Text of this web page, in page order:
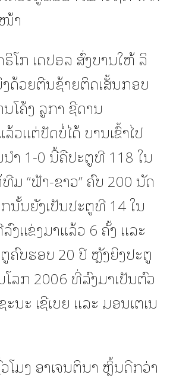
າ
ໂກ ເດປອລ ສົ່ງບານໃຫ້ ລິ
ງດ້ວຍຕີນຊ້າຍຕິດເສັ້ນກອບ
ໂຄ້ງ ລູກາ ຊີດານ
ວແຕ່ປັດບໍ່ໄດ້ ບານເຂົ້າໄປ
ນຳ 1-0 ນີ້ຄືປະຕູທີ 118 ໃນ
ມ “ຟ້າ-ຂາວ” ຄົບ 200 ນັດ
ນັ້ນຍັງເປັນປະຕູທີ 14 ໃນ
ງແຂ່ງມາແລ້ວ 6 ຄັ້ງ ແລະ
ຄົບຮອບ 20 ປີ ຫຼັງຍິງປະຕູ
ລກ 2006 ທີ່ລົງມາເປັນຕົວ
ນະ ເຊີເບຍ ແລະ ມອນເຕເນ
ມງ ອາເຈນຕິນາ ຫຼິ້ນດີກວ່າ